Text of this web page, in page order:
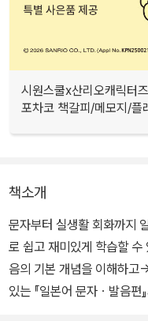
시원스쿨x산리오캐릭터
포차코 책갈피/메모지/플
책소개
문자부터 실생활 회화까지
로 쉽고 재미있게 학습할
음의 기본 개념을 이해하고
있는 『일본어 문자ㆍ발음